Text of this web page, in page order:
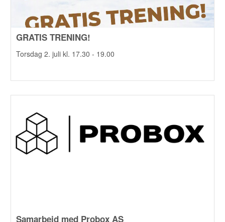
GRATIS TRENING!
Torsdag 2. juli kl. 17.30 - 19.00
Samarbeid med Probox AS